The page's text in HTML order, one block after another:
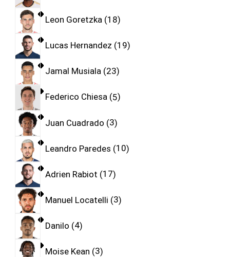
Leon Goretzka 18
Lucas Hernandez 19
Jamal Musiala 23
Federico Chiesa 5
Juan Cuadrado 3
Leandro Paredes 10
Adrien Rabiot 17
Manuel Locatelli 3
Danilo 4
Moise Kean 3